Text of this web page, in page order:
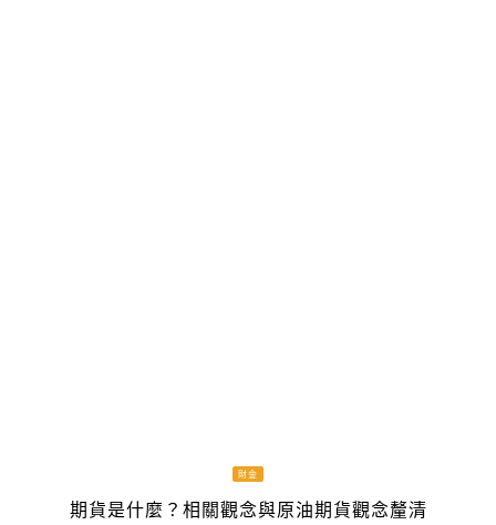
財金
期貨是什麼？相關觀念與原油期貨觀念釐清